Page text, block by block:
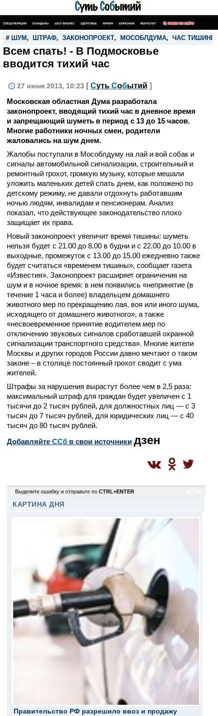
СПЕЦОПЕРАЦИЯ СКАНДАЛЫ ШОУ-БИЗНЕС ЗДОРОВЬЕ АРМИЯ ШПИОНАЖ НЕКРОЛОГ ПОИСК ПО САЙТУ
# ШУМ , ШТРАФ, ЗАКОНОПРОЕКТ, МОСОБЛДУМА, ЧАС ТИШИНЫ
Всем спать! - В Подмосковье
вводится тихий час
27 июня 2013, 10:23 [ Суть Событий ]
Московская областная Дума разработала
законопроект, вводящий тихий час в дневное время
и запрещающий шуметь в период с 13 до 15 часов.
Многие работники ночных смен, родители
жаловались на шум днем.
Жалобы поступали в Мособлдуму на лай и вой собак и
сигналы автомобильной сигнализации, строительный и
ремонтный грохот, громкую музыку, которые мешали
уложить маленьких детей спать днем, как положено по
детскому режиму, не давали отдохнуть работавшим
ночью людям, инвалидам и пенсионерам. Анализ
показал, что действующее законодательство плохо
защищает их права.
Новый законопроект увеличит время тишины: шуметь
нельзя будет с 21.00 до 8.00 в будни и с 22.00 до 10.00 в
выходные, промежуток с 13.00 до 15.00 ежедневно также
будет считаться «временем тишины», сообщает газета
«Известия». Законопроект расширяет ограничения на
шум и в ночное время: в нем появились «непринятие (в
течение 1 часа и более) владельцем домашнего
животного мер по прекращению лая, воя или иного шума,
исходящего от домашнего животного», а также
«несвоевременное принятие водителем мер по
отключению звуковых сигналов сработавшей охранной
сигнализации транспортного средства». Многие жители
Москвы и других городов России давно мечтают о таком
законе – в столице постоянный грохот сводит с ума
жителей.
Штрафы за нарушения вырастут более чем в 2,5 раза:
максимальный штраф для граждан будет увеличен с 1
тысячи до 2 тысяч рублей, для должностных лиц — с 3
тысяч до 7 тысяч рублей, для юридических лиц — с 40
тысяч до 80 тысяч рублей.
Добавляйте CСб в свои источники дзен
Выделите ошибку и отправьте по CTRL+ENTER
КАРТИНА ДНЯ
Правительство РФ разрешило ввоз и продажу